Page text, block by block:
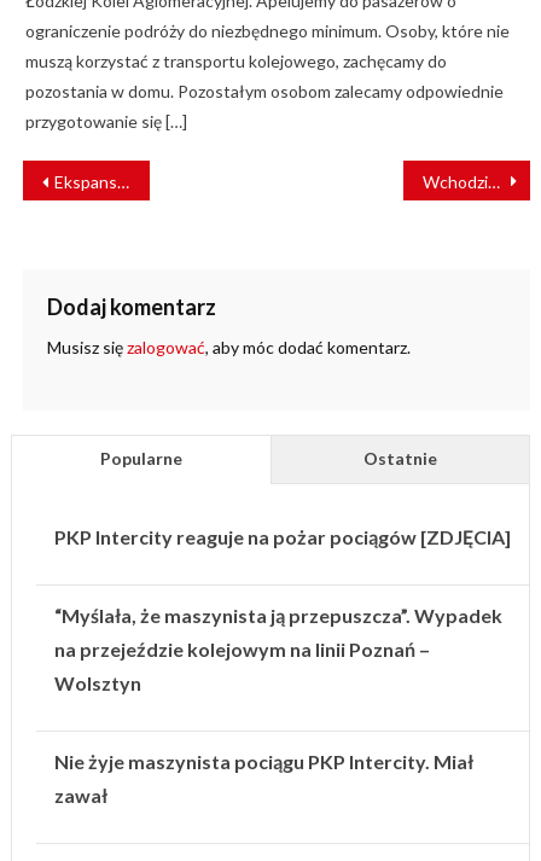
ograniczenie podróży do niezbędnego minimum. Osoby, które nie
muszą korzystać z transportu kolejowego, zachęcamy do
pozostania w domu. Pozostałym osobom zalecamy odpowiednie
przygotowanie się […]
NAWIGACJA
WPISU
Ekspansja Mera Systemy na rynki zagraniczne Wchodzimy w coraz większą interakcję z beneficjentami
Dodaj komentarz
Musisz sięzalogować, aby móc dodać komentarz.
Popularne Ostatnie
PKP Intercity reaguje na pożar pociągów [ZDJĘCIA]
“Myślała, że maszynista ją przepuszcza”. Wypadek
na przejeździe kolejowym na linii Poznań –
Wolsztyn
Nie żyje maszynista pociągu PKP Intercity. Miał
zawał